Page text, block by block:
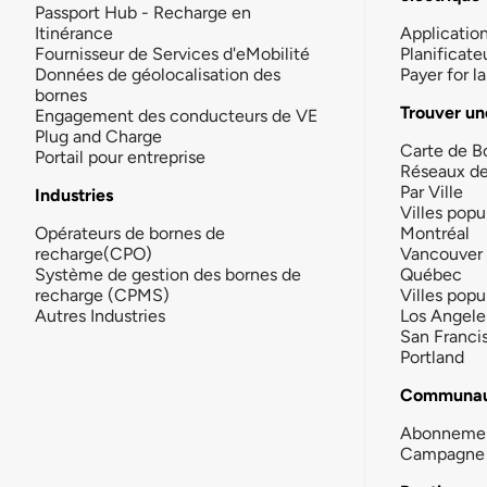
Passport Hub - Recharge en
Itinérance
Fournisseur de Services d'eMobilité
Données de géolocalisation des
bornes
Engagement des conducteurs de VE
Plug and Charge
Portail pour entreprise
Industries
Opérateurs de bornes de
recharge(CPO)
Système de gestion des bornes de
recharge (CPMS)
Autres Industries
Payer for
Trouver
Carte de
Réseaux
Par Ville
Villes
Montréal
Vancouver
Québec
Villes
Los
San
Portland